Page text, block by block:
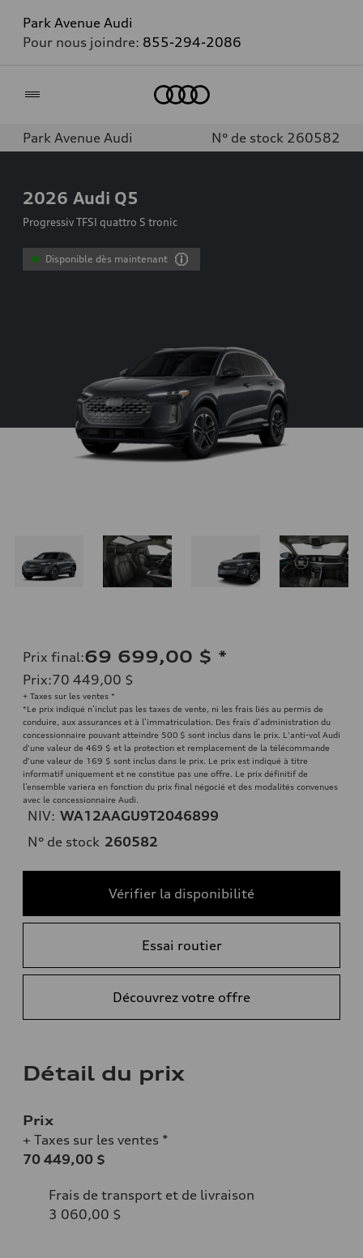
Park Avenue Audi
Pour nous joindre: 855-294-2086
Park Avenue Audi N° de stock 260582
2026 Audi Q5
Progressiv TFSI quattro S tronic
Disponible dès maintenant
Prix final:69 699,00 $ *
Prix:70 449,00 $
+ Taxes sur les ventes *
*Le prix indiqué n’inclut pas les taxes de vente, ni les frais liés au permis de
conduire, aux assurances et à l’immatriculation. Des frais d’administration du
concessionnaire pouvant atteindre 500 $ sont inclus dans le prix. L'anti-vol Audi
d'une valeur de 469 $ et la protection et remplacement de la télécommande
d'une valeur de 169 $ sont inclus dans le prix. Le prix est indiqué à titre
informatif uniquement et ne constitue pas une offre. Le prix définitif de
l’ensemble variera en fonction du prix final négocié et des modalités convenues
avec le concessionnaire Audi.
NIV: WA12AAGU9T2046899
N° de stock 260582
Vérifier la disponibilité
Essai routier
Découvrez votre offre
Détail du prix
Prix
+ Taxes sur les ventes *
70 449,00 $
Frais de transport et de livraison
3 060,00 $